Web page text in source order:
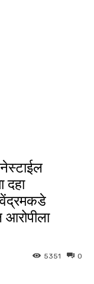
दहा
आरोपीला
0
5351